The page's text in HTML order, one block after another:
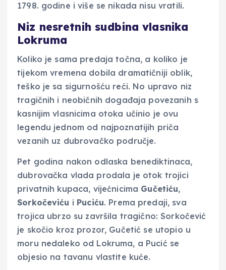
1798. godine i više se nikada nisu vratili.
Niz nesretnih sudbina vlasnika
Lokruma
Koliko je sama predaja točna, a koliko je
tijekom vremena dobila dramatičniji oblik,
teško je sa sigurnošću reći. No upravo niz
tragičnih i neobičnih događaja povezanih s
kasnijim vlasnicima otoka učinio je ovu
legendu jednom od najpoznatijih priča
vezanih uz dubrovačko područje.
Pet godina nakon odlaska benediktinaca,
dubrovačka vlada prodala je otok trojici
privatnih kupaca, vijećnicima Gučetiću,
Sorkočeviću i Puciću. Prema predaji, sva
trojica ubrzo su završila tragično: Sorkočević
je skočio kroz prozor, Gučetić se utopio u
moru nedaleko od Lokruma, a Pucić se
objesio na tavanu vlastite kuće.